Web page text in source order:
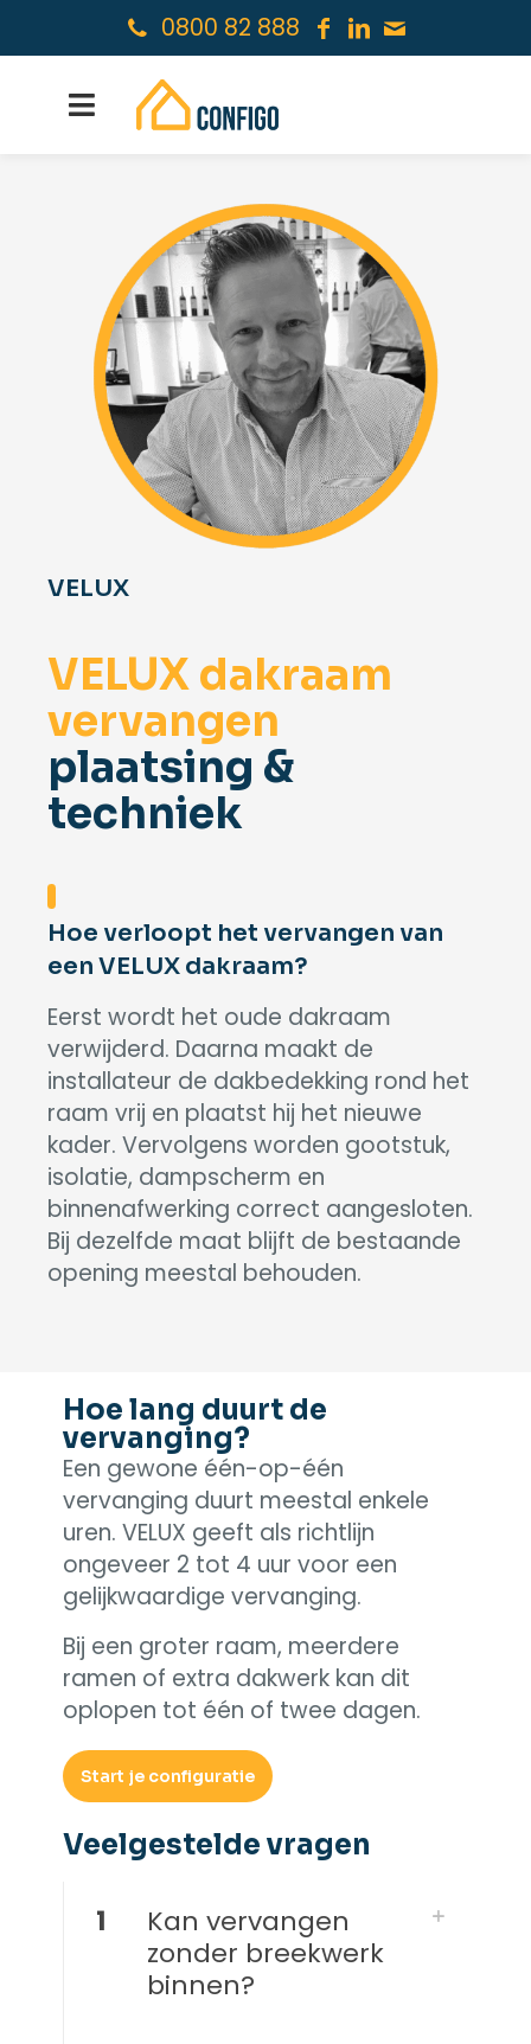
0800 82 888
VELUX
VELUX dakraam
vervangen
plaatsing &
techniek
Hoe verloopt het vervangen van
een VELUX dakraam?
Eerst wordt het oude dakraam
verwijderd. Daarna maakt de
installateur de dakbedekking rond het
raam vrij en plaatst hij het nieuwe
kader. Vervolgens worden gootstuk,
isolatie, dampscherm en
binnenafwerking correct aangesloten.
Bij dezelfde maat blijft de bestaande
opening meestal behouden.
Hoe lang duurt de
vervanging?
Een gewone één-op-één
vervanging duurt meestal enkele
uren. VELUX geeft als richtlijn
ongeveer 2 tot 4 uur voor een
gelijkwaardige vervanging.
Bij een groter raam, meerdere
ramen of extra dakwerk kan dit
oplopen tot één of twee dagen.
Start je configuratie
Veelgestelde vragen​
1
Kan vervangen
zonder breekwerk
binnen?